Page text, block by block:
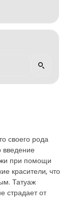
своего рода
введение
при помощи
красители, что
Татуаж
страдает от